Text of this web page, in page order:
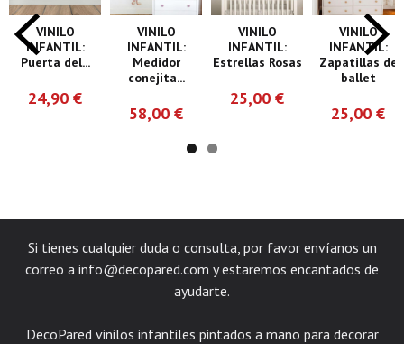
VINILO
INFANTIL:
Puerta del...
24,90 €
VINILO
INFANTIL:
Medidor
conejita...
58,00 €
VINILO
INFANTIL:
Estrellas Rosas
25,00 €
VINILO
INFANTIL:
Zapatillas de
ballet
25,00 €
Si tienes cualquier duda o consulta, por favor envíanos un
correo a info@decopared.com y estaremos encantados de
ayudarte.
DecoPared vinilos infantiles pintados a mano para decorar